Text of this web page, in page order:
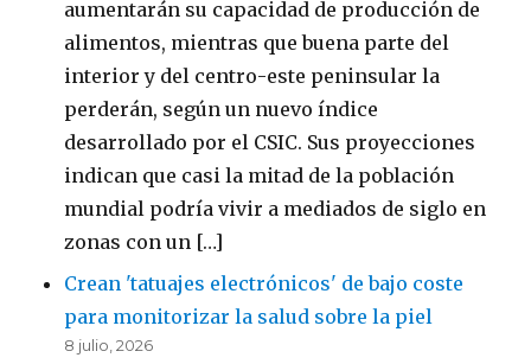
aumentarán su capacidad de producción de
alimentos, mientras que buena parte del
interior y del centro-este peninsular la
perderán, según un nuevo índice
desarrollado por el CSIC. Sus proyecciones
indican que casi la mitad de la población
mundial podría vivir a mediados de siglo en
zonas con un […]
Crean 'tatuajes electrónicos' de bajo coste
para monitorizar la salud sobre la piel
8 julio, 2026